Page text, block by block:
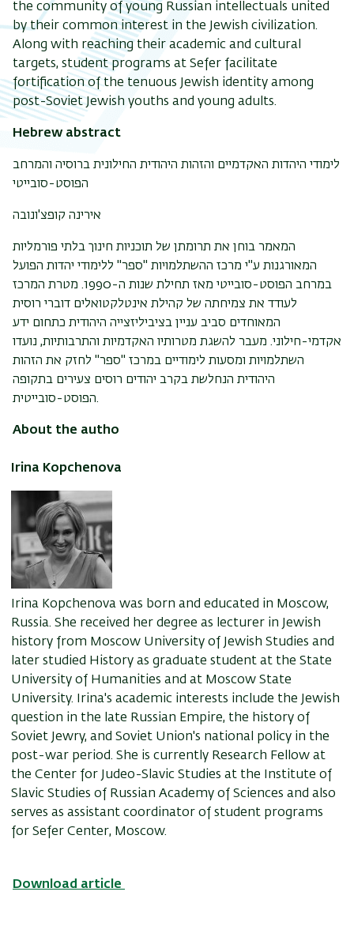
the community of young Russian intellectuals united
by their common interest in the Jewish civilization.
Along with reaching their academic and cultural
targets, student programs at Sefer facilitate
fortification of the tenuous Jewish identity among
post-Soviet Jewish youths and young adults.
Hebrew abstract
לימודי היהדות האקדמיים והזהות היהודית החילונית ברוסיה והמרחב
הפוסט-סובייטי
אירינה קופצ'ונובה
המאמר בוחן את תרומתן של תוכניות חינוך בלתי פורמליות
המאורגנות ע"י מרכז ההשתלמויות "ספר" ללימודי יהדות הפועל
במרחב הפוסט-סובייטי מאז תחילת שנות ה-1990. מטרת המרכז
לעודד את צמיחתה של קהילת אינטלקטואלים דוברי רוסית
המאוחדים סביב עניין בציביליזצייה היהודית כתחום ידע
אקדמי-חילוני. מעבר להשגת מטרותיו האקדמיות והתרבותיות, נועדו
השתלמויות ומסעות לימודיים במרכז "ספר" לחזק את הזהות
היהודית הנחלשת בקרב יהודים רוסים צעירים בתקופה
הפוסט-סובייטית.
About the autho
Irina Kopchenova
Irina Kopchenova was born and educated in Moscow,
Russia. She received her degree as lecturer in Jewish
history from Moscow University of Jewish Studies and
later studied History as graduate student at the State
University of Humanities and at Moscow State
University. Irina's academic interests include the Jewish
question in the late Russian Empire, the history of
Soviet Jewry, and Soviet Union's national policy in the
post-war period. She is currently Research Fellow at
the Center for Judeo-Slavic Studies at the Institute of
Slavic Studies of Russian Academy of Sciences and also
serves as assistant coordinator of student programs
for Sefer Center, Moscow.
Download article